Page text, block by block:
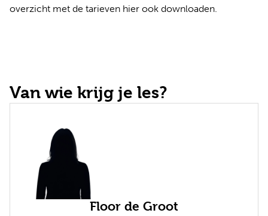
overzicht met de tarieven hier ook downloaden.
Van wie krijg je les?
Floor de Groot